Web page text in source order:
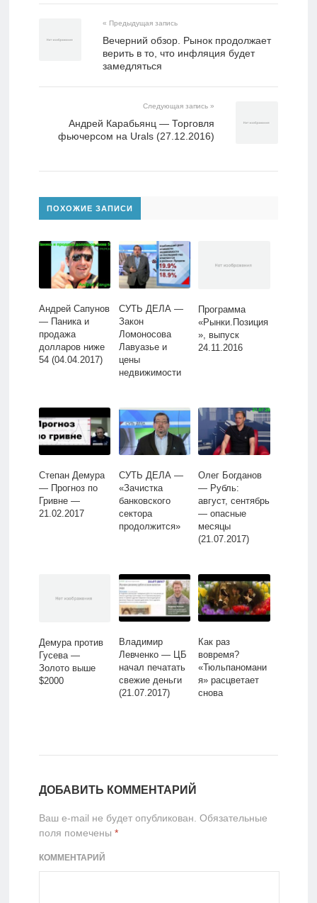
« Предыдущая запись
Вечерний обзор. Рынок продолжает
верить в то, что инфляция будет
замедляться
Следующая запись »
Андрей Карабьянц — Торговля
фьючерсом на Urals (27.12.2016)
ПОХОЖИЕ ЗАПИСИ
Андрей Сапунов
— Паника и
продажа
долларов ниже
54 (04.04.2017)
СУТЬ ДЕЛА —
Закон
Ломоносова
Лавуазье и
цены
недвижимости
Программа
«Рынки.Позиция
», выпуск
24.11.2016
Степан Демура
— Прогноз по
Гривне —
21.02.2017
СУТЬ ДЕЛА —
«Зачистка
банковского
сектора
продолжится»
Олег Богданов
— Рубль:
август, сентябрь
— опасные
месяцы
(21.07.2017)
Демура против
Гусева —
Золото выше
$2000
Владимир
Левченко — ЦБ
начал печатать
свежие деньги
(21.07.2017)
Как раз
вовремя?
«Тюльпаномани
я» расцветает
снова
ДОБАВИТЬ КОММЕНТАРИЙ
Ваш e-mail не будет опубликован. Обязательные
поля помечены *
КОММЕНТАРИЙ